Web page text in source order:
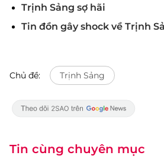
Trịnh Sảng sợ hãi
Tin đồn gây shock về Trịnh
Chủ đề: Trịnh Sảng
Tin cùng chuyên mục